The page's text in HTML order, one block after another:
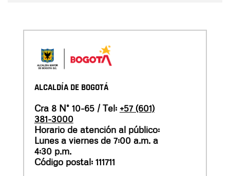
ALCALDÍA DE BOGOTÁ
Cra 8 N° 10-65 / Tel: +57 (601)
381-3000
Horario de atención al público:
Lunes a viernes de 7:00 a.m. a
4:30 p.m.
Código postal: 111711